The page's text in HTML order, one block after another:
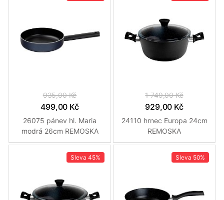
935,00 Kč
499,00 Kč
26075 pánev hl. Maria
modrá 26cm REMOSKA
1 749,00 Kč
929,00 Kč
24110 hrnec Europa 24cm
REMOSKA
Sleva 45% Sleva 50%